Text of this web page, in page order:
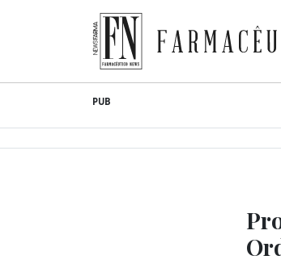
content
Farmacêutico News
PUB